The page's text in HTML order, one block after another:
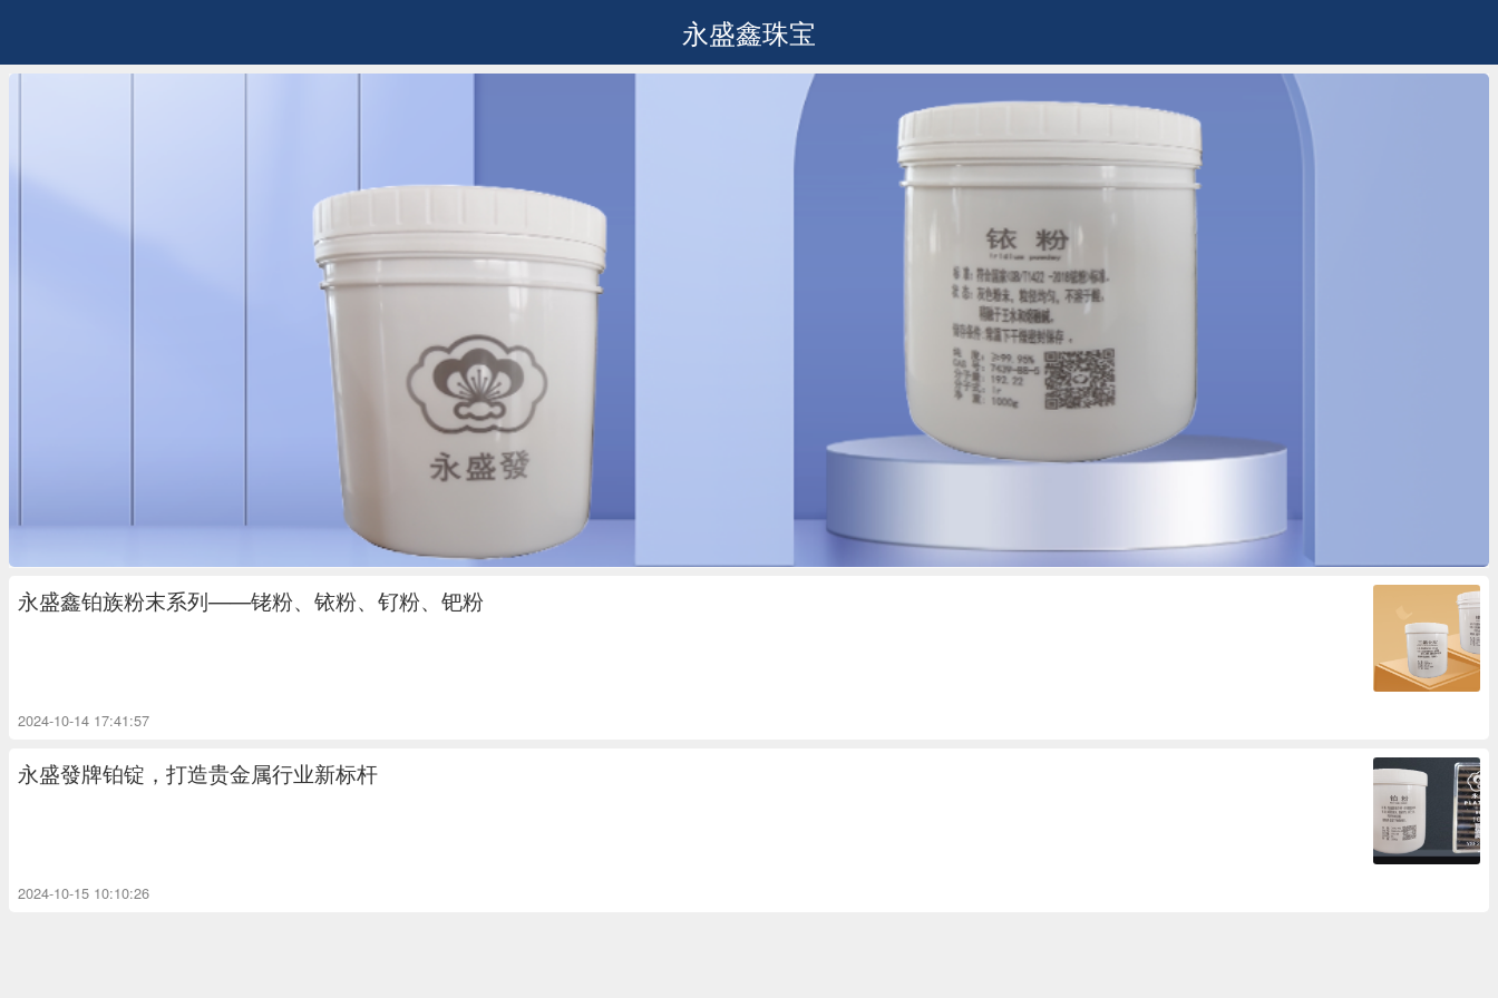
永盛鑫珠宝
永盛鑫铂族粉末系列——铑粉、铱粉、钌粉、钯粉
2024-10-14 17:41:57
永盛發牌铂锭，打造贵金属行业新标杆
2024-10-15 10:10:26